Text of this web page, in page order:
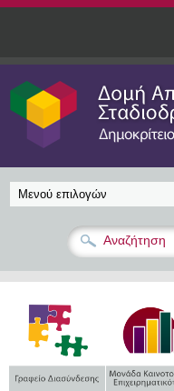
Παράκαμψη προς το κυρίως